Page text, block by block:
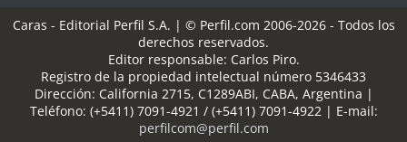
Caras - Editorial Perfil S.A. | © Perfil.com 2006-2026 - Todos los
derechos reservados.
Editor responsable: Carlos Piro.
Registro de la propiedad intelectual número 5346433
Dirección: California 2715, C1289ABI, CABA, Argentina |
Teléfono: (+5411) 7091-4921 / (+5411) 7091-4922 | E-mail:
perfilcom@perfil.com